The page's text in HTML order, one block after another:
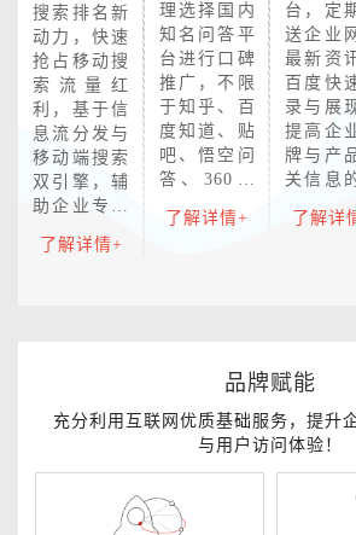
搜索排名新
动力，快速
抢占移动搜
索流量红
利，基于信
息流分发与
移动端搜索
双引擎，辅
助企业专业
家号，快速
了解详情+
理选择国内
知名问答平
台进行口碑
推广，不限
于知乎、百
度知道、贴
吧、悟空问
答、360、
爱问等等，
了解详情+
台，定
送企业
最新资
百度快
录与展
提高企
牌与产
关信息
企业声
了解详
品牌赋能
充分利用互联网优质基础服务，提升
与用户访问体验！